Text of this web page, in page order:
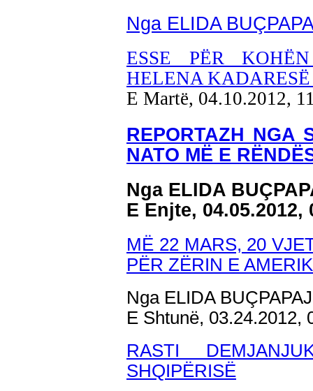
Nga ELIDA
ESSE PËR
HELENA
E Martë, 04.10.2012,
REPORTAZH NGA
NATO MË E
Nga ELIDA
E Enjte, 04.05.2012,
MË 22 MARS, 20
PËR ZËRIN E
Nga ELIDA BUÇPAPAJ
E Shtunë, 03.24.2012,
RASTI
SHQIPËRISË